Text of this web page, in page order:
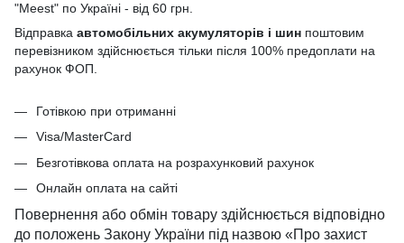
"Meest" по Україні - від 60 грн.
Відправка автомобільних акумуляторів і шин поштовим
перевізником здійснюється тільки після 100% предоплати на
рахунок ФОП.
Готівкою при отриманні
Visa/MasterCard
Безготівкова оплата на розрахунковий рахунок
Онлайн оплата на сайті
Повернення або обмін товару здійснюється відповідно
до положень Закону України під назвою «Про захист